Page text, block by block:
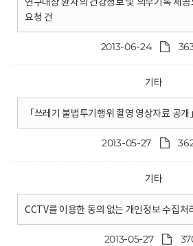
요청 건
2013-06-24
기타
「쓰레기 불법투기행위 촬영 영상자료 공
2013-05-27
기타
CCTV를 이용한 동의 없는 개인정보 수집처
2013-05-27